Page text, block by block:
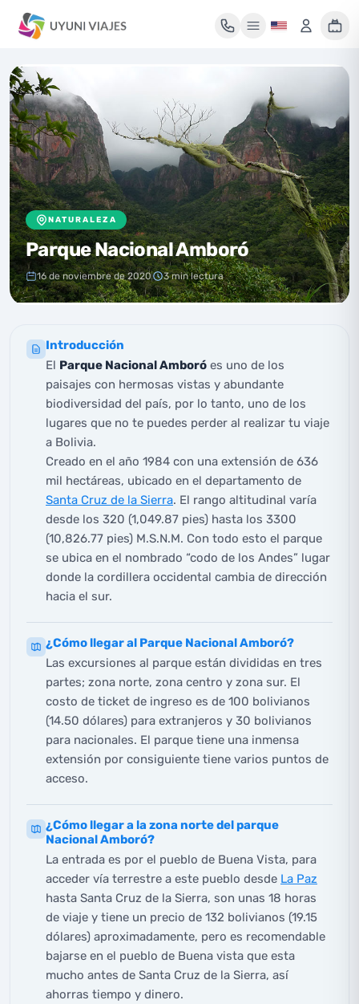
Tu maleta está vacía
Encuentra un tour y pulsa «Reservar» para añadirlo aquí.
NATURALEZA
Parque Nacional Amboró
16 de noviembre de 2020 3 min lectura
Introducción
El Parque Nacional Amboró es uno de los
paisajes con hermosas vistas y abundante
biodiversidad del país, por lo tanto, uno de los
lugares que no te puedes perder al realizar tu viaje
a Bolivia.
Creado en el año 1984 con una extensión de 636
mil hectáreas, ubicado en el departamento de
Santa Cruz de la Sierra. El rango altitudinal varía
desde los 320 (1,049.87 pies) hasta los 3300
(10,826.77 pies) M.S.N.M. Con todo esto el parque
se ubica en el nombrado “codo de los Andes” lugar
donde la cordillera occidental cambia de dirección
hacia el sur.
¿Cómo llegar al Parque Nacional Amboró?
Las excursiones al parque están divididas en tres
partes; zona norte, zona centro y zona sur. El
costo de ticket de ingreso es de 100 bolivianos
(14.50 dólares) para extranjeros y 30 bolivianos
para nacionales. El parque tiene una inmensa
extensión por consiguiente tiene varios puntos de
acceso.
¿Cómo llegar a la zona norte del parque
Nacional Amboró?
La entrada es por el pueblo de Buena Vista, para
acceder vía terrestre a este pueblo desde La Paz
hasta Santa Cruz de la Sierra, son unas 18 horas
de viaje y tiene un precio de 132 bolivianos (19.15
dólares) aproximadamente, pero es recomendable
bajarse en el pueblo de Buena vista que esta
mucho antes de Santa Cruz de la Sierra, así
ahorras tiempo y dinero.